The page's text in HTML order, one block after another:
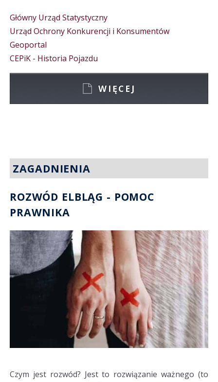
Główny Urząd Statystyczny
Urząd Ochrony Konkurencji i Konsumentów
Geoportal
CEPiK - Historia Pojazdu
WIĘCEJ
ZAGADNIENIA
ROZWÓD ELBLĄG - POMOC
PRAWNIKA
Czym jest rozwód? Jest to rozwiązanie ważnego (to